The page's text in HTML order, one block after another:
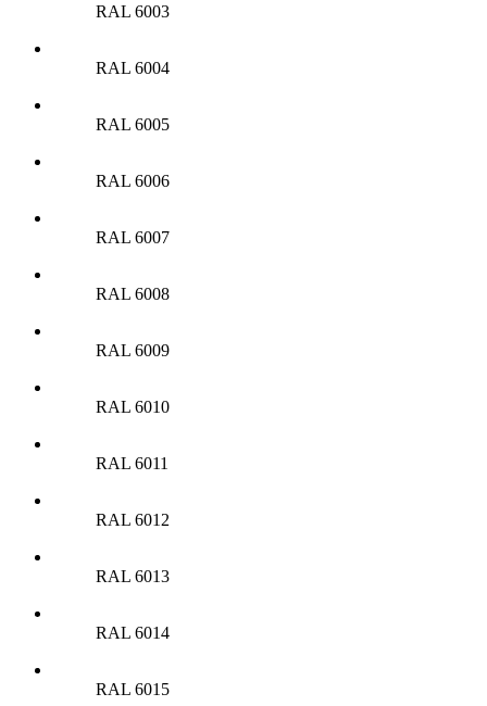
RAL 6003
RAL 6004
RAL 6005
RAL 6006
RAL 6007
RAL 6008
RAL 6009
RAL 6010
RAL 6011
RAL 6012
RAL 6013
RAL 6014
RAL 6015